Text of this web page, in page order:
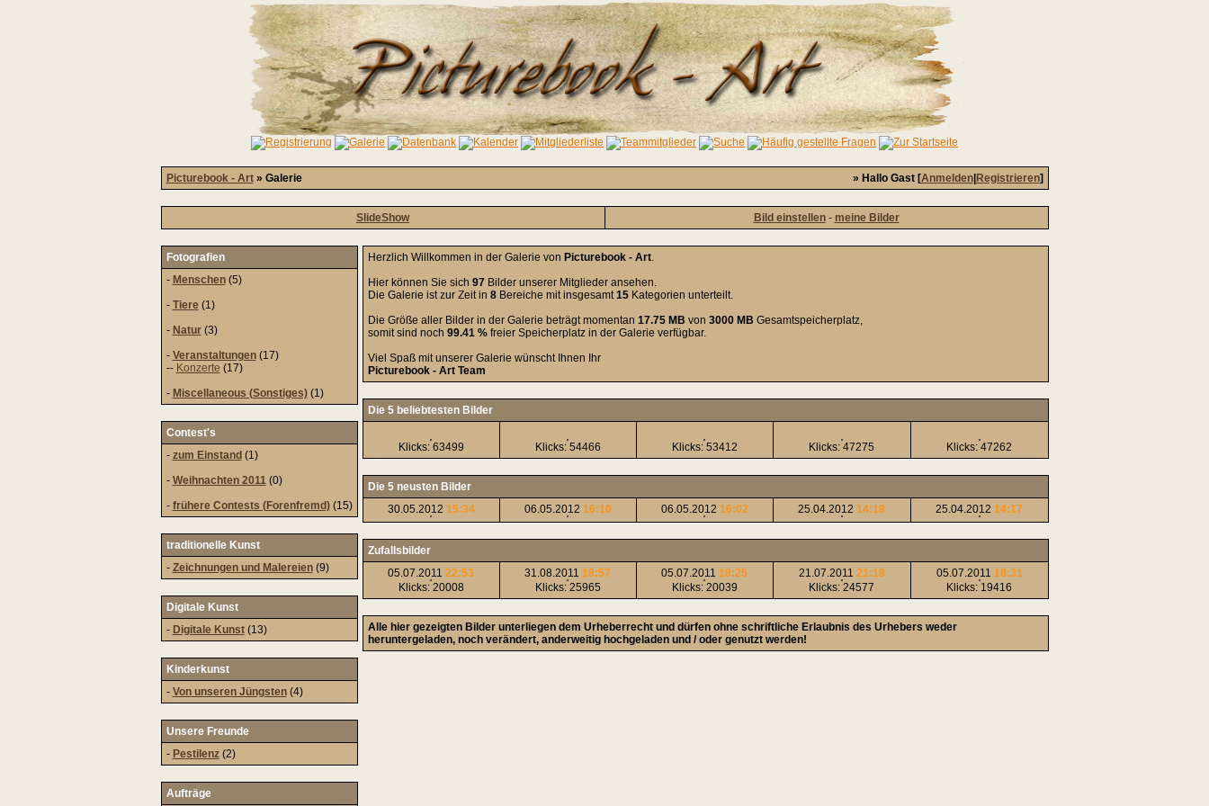
Picturebook - Art» Galerie » Hallo Gast [Anmelden| Registrieren]
SlideShow Bild einstellen- meine Bilder
Fotografien
- Menschen(5)
- Tiere(1)
- Natur(3)
- Veranstaltungen(17)
-- Konzerte (17)
- Miscellaneous (Sonstiges)(1)
Contest's
- zum Einstand (1)
- Weihnachten 2011(0)
- frühere Contests (Forenfremd)(15)
traditionelle Kunst
- Zeichnungen und Malereien(9)
Digitale Kunst
- Digitale Kunst(13)
Kinderkunst
- Von unseren Jüngsten(4)
Unsere Freunde
- Pestilenz(2)
Aufträge
Herzlich Willkommen in der Galerie von Picturebook - Art.
Hier können Sie sich 97Bilder unserer Mitglieder ansehen.
Die Galerie ist zur Zeit in 8Bereiche mit insgesamt15Kategorien unterteilt.
Die Größe aller Bilder in der Galerie beträgt momentan 17.75 MB von 3000 MB Gesamtspeicherplatz,
somit sind noch 99.41 %freier Speicherplatz in der Galerie verfügbar.
Viel Spaß mit unserer Galerie wünscht Ihnen Ihr
Picturebook - Art Team
Die 5 beliebtesten Bilder
Klicks: 63499 Klicks: 54466 Klicks: 53412 Klicks: 47275 Klicks: 47262
Die 5 neusten Bilder
30.05.2012 15:34 06.05.2012 16:10 06.05.2012 16:02 25.04.2012 14:18 25.04.2012 14:17
Zufallsbilder
05.07.2011 22:53
Klicks: 20008
31.08.2011 18:57
Klicks: 25965
05.07.2011 18:25
Klicks: 20039
21.07.2011 21:18
Klicks: 24577
05.07.2011 18:31
Klicks: 19416
Alle hier gezeigten Bilder unterliegen dem Urheberrecht und dürfen ohne schriftliche Erlaubnis des Urhebers weder
heruntergeladen, noch verändert, anderweitig hochgeladen und / oder genutzt werden!